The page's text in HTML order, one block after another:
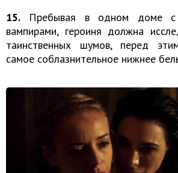
15. Пребывая в одном доме с
вампирами, героиня должна
таинственных шумов, перед
самое соблазнительное нижнее